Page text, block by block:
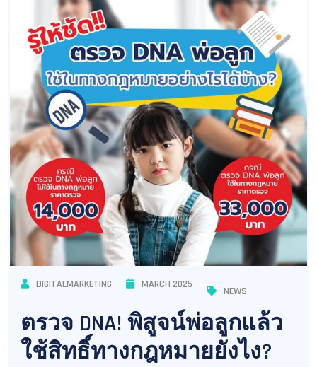
DIGITALMARKETING MARCH 2025
NEWS
ตรวจ DNA! พิสูจน์พ่อลูกแล้ว
ใช้สิทธิ์ทางกฎหมายยังไง?